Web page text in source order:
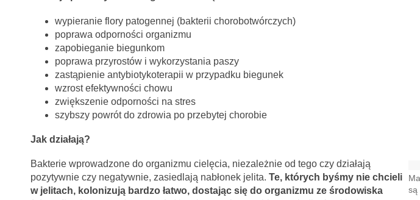
wypieranie flory patogennej (bakterii chorobotwórczych)
poprawa odporności organizmu
zapobieganie biegunkom
poprawa przyrostów i wykorzystania paszy
zastąpienie antybiotykoterapii w przypadku biegunek
wzrost efektywności chowu
zwiększenie odporności na stres
szybszy powrót do zdrowia po przebytej chorobie
Jak działają?
są
Bakterie wprowadzone do organizmu cielęcia, niezależnie od tego czy działają
pozytywnie czy negatywnie, zasiedlają nabłonek jelita. Te, których byśmy nie chcieli
w jelitach, kolonizują bardzo łatwo, dostając się do organizmu ze środowiska